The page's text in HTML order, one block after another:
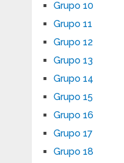
Grupo 10
Grupo 11
Grupo 12
Grupo 13
Grupo 14
Grupo 15
Grupo 16
Grupo 17
Grupo 18